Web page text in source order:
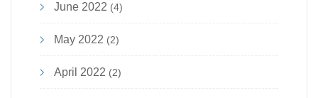
June 2022 (4)
May 2022 (2)
April 2022 (2)